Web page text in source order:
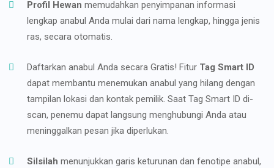
Profil Hewan memudahkan penyimpanan informasi
lengkap anabul Anda mulai dari nama lengkap, hingga jenis
ras, secara otomatis.
Daftarkan anabul Anda secara Gratis! Fitur Tag Smart ID
dapat membantu menemukan anabul yang hilang dengan
tampilan lokasi dan kontak pemilik. Saat Tag Smart ID di-
scan, penemu dapat langsung menghubungi Anda atau
meninggalkan pesan jika diperlukan.
Silsilah menunjukkan garis keturunan dan fenotipe anabul,